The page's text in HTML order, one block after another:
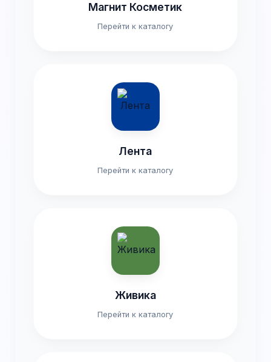
Магнит Косметик
Перейти к каталогу
Лента
Перейти к каталогу
Живика
Перейти к каталогу